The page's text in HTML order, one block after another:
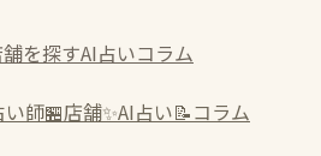
を探すAI占いコラム
い師🏪店舗✨AI占い📝コラム